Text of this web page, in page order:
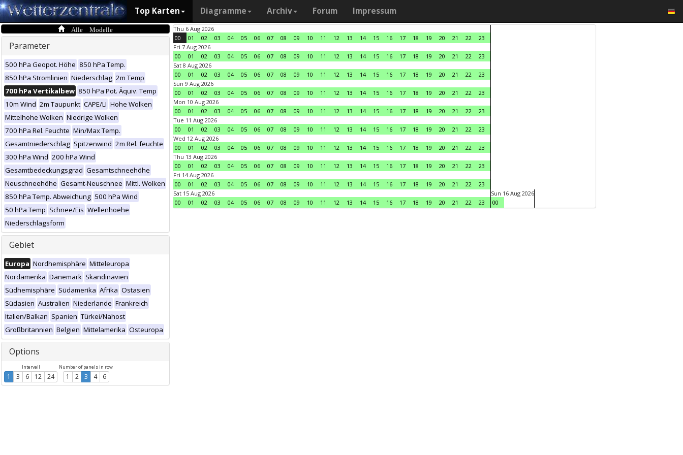
Top Karten Diagramme Archiv Forum Impressum
Alle Modelle
Parameter
500 hPa Geopot. Höhe 850 hPa Temp.
850 hPa Stromlinien Niederschlag 2m Temp
700 hPa Vertikalbew 850 hPa Pot. Äquiv. Temp
10m Wind 2m Taupunkt CAPE/LI Hohe Wolken
Mittelhohe Wolken Niedrige Wolken
700 hPa Rel. Feuchte Min/Max Temp.
Gesamtniederschlag Spitzenwind 2m Rel. feuchte
300 hPa Wind 200 hPa Wind
Gesamtbedeckungsgrad Gesamtschneehöhe
Neuschneehöhe Gesamt-Neuschnee Mittl. Wolken
850 hPa Temp. Abweichung 500 hPa Wind
50 hPa Temp Schnee/Eis Wellenhoehe
Niederschlagsform
Gebiet
Europa Nordhemisphäre Mitteleuropa
Nordamerika Dänemark Skandinavien
Südhemisphäre Südamerika Afrika Ostasien
Südasien Australien Niederlande Frankreich
Italien/Balkan Spanien Türkei/Nahost
Großbritannien Belgien Mittelamerika Osteuropa
Options
Intervall
1 3 6 12 24
Number of panels in row
1 2 3 4 6
Thu 6 Aug 2026
00
01 02 03 04 05 06 07 08 09 10 11 12 13 14 15 16 17 18 19 20 21 22
23
Fri 7 Aug 2026
00
01 02 03 04 05 06 07 08 09 10 11 12 13 14 15 16 17 18 19 20 21 22
23
Sat 8 Aug 2026
00
01 02 03 04 05 06 07 08 09 10 11 12 13 14 15 16 17 18 19 20 21 22
23
Sun 9 Aug 2026
00
01 02 03 04 05 06 07 08 09 10 11 12 13 14 15 16 17 18 19 20 21 22
23
Mon 10 Aug 2026
00
01 02 03 04 05 06 07 08 09 10 11 12 13 14 15 16 17 18 19 20 21 22
23
Tue 11 Aug 2026
00
01 02 03 04 05 06 07 08 09 10 11 12 13 14 15 16 17 18 19 20 21 22
23
Wed 12 Aug 2026
00
01 02 03 04 05 06 07 08 09 10 11 12 13 14 15 16 17 18 19 20 21 22
23
Thu 13 Aug 2026
00
01 02 03 04 05 06 07 08 09 10 11 12 13 14 15 16 17 18 19 20 21 22
23
Fri 14 Aug 2026
00
01 02 03 04 05 06 07 08 09 10 11 12 13 14 15 16 17 18 19 20 21 22
23
Sat 15 Aug 2026
00
01 02 03 04 05 06 07 08 09 10 11 12 13 14 15 16 17 18 19 20 21 22 23
Sun 16 Aug 2026
00